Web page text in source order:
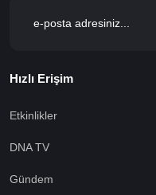
Hızlı Erişim
Etkinlikler
DNA TV
Gündem